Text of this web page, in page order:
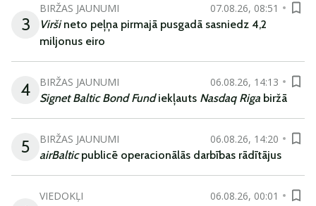
3
BIRŽAS JAUNUMI
07.08.26, 08:51
Viršineto peļņa pirmajā pusgadā sasniedz 4,2
miljonus eiro
4 BIRŽAS JAUNUMI
06.08.26, 14:13
Signet Baltic Bond Fundiekļauts Nasdaq Riga biržā
5 BIRŽAS JAUNUMI
06.08.26, 14:20
airBalticpublicē operacionālās darbības rādītājus
VIEDOKĻI
06.08.26, 00:01